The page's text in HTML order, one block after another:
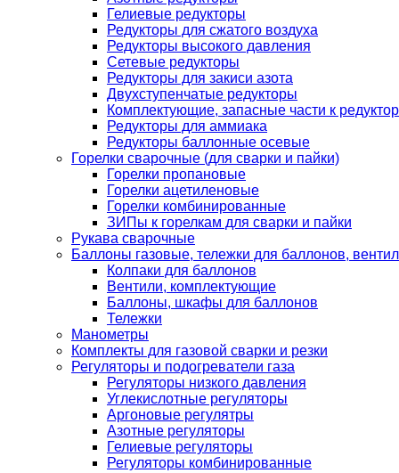
Гелиевые редукторы
Редукторы для сжатого воздуха
Редукторы высокого давления
Сетевые редукторы
Редукторы для закиси азота
Двухступенчатые редукторы
Комплектующие, запасные части к
Редукторы для аммиака
Редукторы баллонные осевые
Горелки сварочные (для сварки и пайки)
Горелки пропановые
Горелки ацетиленовые
Горелки комбинированные
ЗИПы к горелкам для сварки и пайки
Рукава сварочные
Баллоны газовые, тележки для баллонов,
Колпаки для баллонов
Вентили, комплектующие
Баллоны, шкафы для баллонов
Тележки
Манометры
Комплекты для газовой сварки и резки
Регуляторы и подогреватели газа
Регуляторы низкого давления
Углекислотные регуляторы
Аргоновые регулятры
Азотные регуляторы
Гелиевые регуляторы
Регуляторы комбинированные